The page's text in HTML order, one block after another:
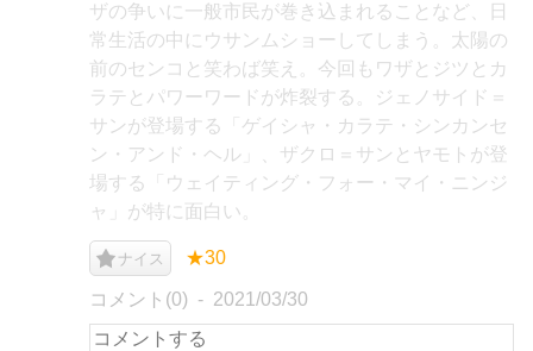
ザの争いに一般市民が巻き込まれることなど、日
常生活の中にウサンムショーしてしまう。太陽の
前のセンコと笑わば笑え。今回もワザとジツとカ
ラテとパワーワードが炸裂する。ジェノサイド＝
サンが登場する「ゲイシャ・カラテ・シンカンセ
ン・アンド・ヘル」、ザクロ＝サンとヤモトが登
場する「ウェイティング・フォー・マイ・ニンジ
ャ」が特に面白い。
ナイス ★30
コメント(0) 2021/03/30